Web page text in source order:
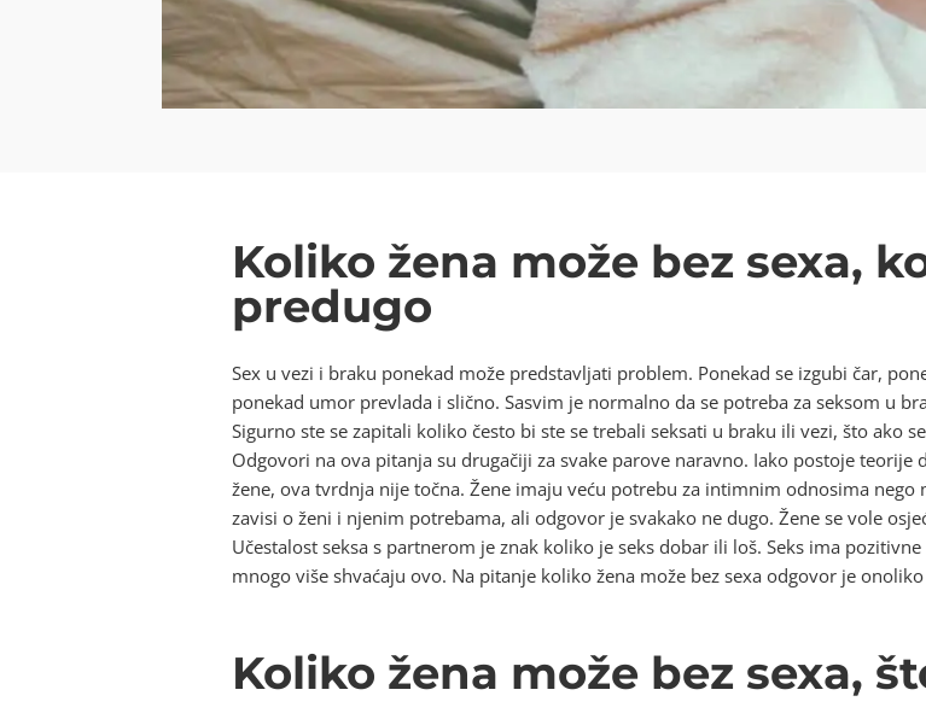
Koliko žena može bez sexa,
predugo
Sex u vezi i braku ponekad može predstavljati problem. Ponekad se izgubi čar,
ponekad umor prevlada i slično. Sasvim je normalno da se potreba za seksom u
Sigurno ste se zapitali koliko često bi ste se trebali seksati u braku ili vezi, što ako
Odgovori na ova pitanja su drugačiji za svake parove naravno. Iako postoje
žene, ova tvrdnja nije točna. Žene imaju veću potrebu za intimnim odnosima nego
zavisi o ženi i njenim potrebama, ali odgovor je svakako ne dugo. Žene se vole
Učestalost seksa s partnerom je znak koliko je seks dobar ili loš. Seks ima
mnogo više shvaćaju ovo. Na pitanje koliko žena može bez sexa odgovor je
Koliko žena može bez sexa,